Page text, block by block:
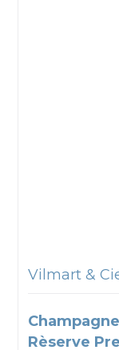
Vilmart &
Rèserve